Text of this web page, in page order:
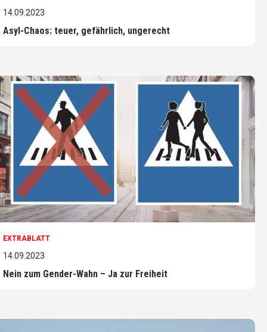
14.09.2023
Asyl-Chaos: teuer, gefährlich, ungerecht
EXTRABLATT
14.09.2023
Nein zum Gender-Wahn – Ja zur Freiheit